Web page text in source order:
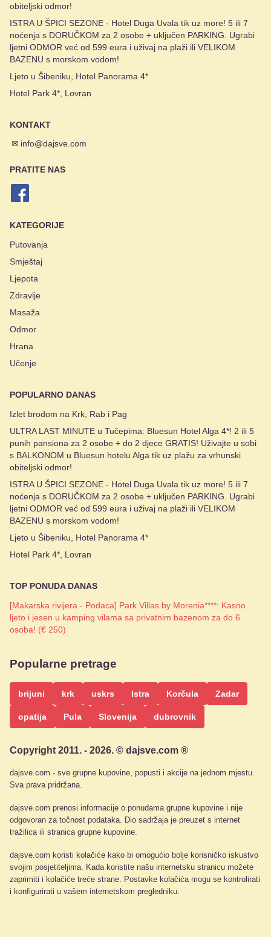
obiteljski odmor!
ISTRA U ŠPICI SEZONE - Hotel Duga Uvala tik uz more! 5 ili 7
noćenja s DORUČKOM za 2 osobe + uključen PARKING. Ugrabi
ljetni ODMOR već od 599 eura i uživaj na plaži ili VELIKOM
BAZENU s morskom vodom!
Ljeto u Šibeniku, Hotel Panorama 4*
Hotel Park 4*, Lovran
KONTAKT
✉ info@dajsve.com
PRATITE NAS
KATEGORIJE
Putovanja
Smještaj
Ljepota
Zdravlje
Masaža
Odmor
Hrana
Učenje
POPULARNO DANAS
Izlet brodom na Krk, Rab i Pag
ULTRA LAST MINUTE u Tučepima: Bluesun Hotel Alga 4*! 2 ili 5
punih pansiona za 2 osobe + do 2 djece GRATIS! Uživajte u sobi
s BALKONOM u Bluesun hotelu Alga tik uz plažu za vrhunski
obiteljski odmor!
ISTRA U ŠPICI SEZONE - Hotel Duga Uvala tik uz more! 5 ili 7
noćenja s DORUČKOM za 2 osobe + uključen PARKING. Ugrabi
ljetni ODMOR već od 599 eura i uživaj na plaži ili VELIKOM
BAZENU s morskom vodom!
Ljeto u Šibeniku, Hotel Panorama 4*
Hotel Park 4*, Lovran
TOP PONUDA DANAS
[Makarska rivijera - Podaca] Park Villas by Morenia****: Kasno
ljeto i jesen u kamping vilama sa privatnim bazenom za do 6
osoba! (€ 250)
Popularne pretrage
brijuni krk uskrs Istra Korčula Zadar
opatija Pula Slovenija dubrovnik
Copyright 2011. - 2026. © dajsve.com ®
dajsve.com - sve grupne kupovine, popusti i akcije na jednom mjestu.
Sva prava pridržana.
dajsve.com prenosi informacije o ponudama grupne kupovine i nije
odgovoran za točnost podataka. Dio sadržaja je preuzet s internet
tražilica ili stranica grupne kupovine.
dajsve.com koristi kolačiće kako bi omogućio bolje korisničko iskustvo
svojim posjetiteljima. Kada koristite našu internetsku stranicu možete
zaprimiti i kolačiće treće strane. Postavke kolačića mogu se kontrolirati
i konfigurirati u vašem internetskom pregledniku.